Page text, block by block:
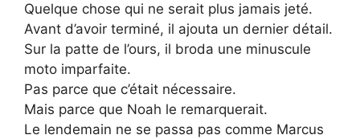
Quelque chose qui ne serait plus jamais jeté.
Avant d’avoir terminé, il ajouta un dernier détail.
Sur la patte de l’ours, il broda une minuscule
moto imparfaite.
Pas parce que c’était nécessaire.
Mais parce que Noah le remarquerait.
Le lendemain ne se passa pas comme Marcus